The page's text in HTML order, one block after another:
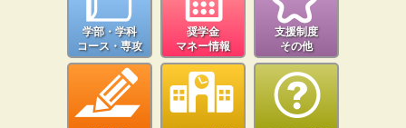
学部・学科
コース・専攻
奨学金
マネー情報
支援制度
その他